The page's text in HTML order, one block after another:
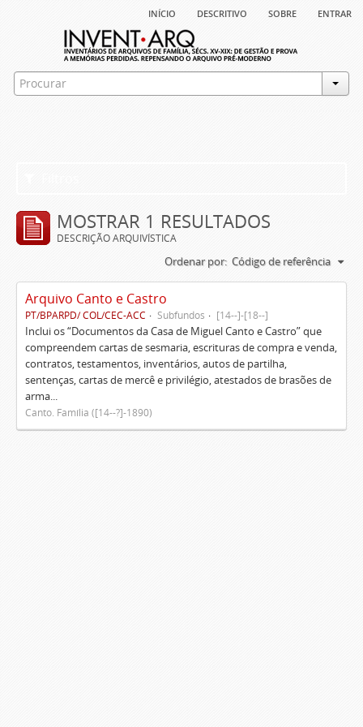
início descritivo sobre entrar
MOSTRAR 1 RESULTADOS
DESCRIÇÃO ARQUIVÍSTICA
Ordenar por: Código de referência
Arquivo Canto e Castro
PT/BPARPD/ COL/CEC-ACC Subfundos [14--]-[18--]
Inclui os “Documentos da Casa de Miguel Canto e Castro” que
compreendem cartas de sesmaria, escrituras de compra e venda,
contratos, testamentos, inventários, autos de partilha,
sentenças, cartas de mercê e privilégio, atestados de brasões de
arma...
Canto. Família ([14--?]-1890)